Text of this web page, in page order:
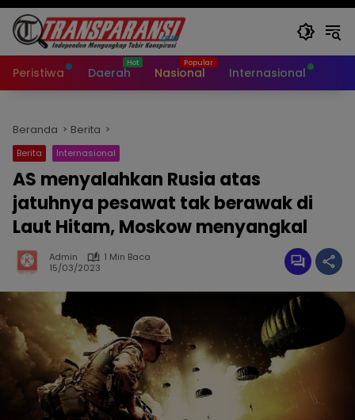
Peristiwa Daerah Nasional Internasional
Beranda Berita
Berita Internasional
AS menyalahkan Rusia atas
jatuhnya pesawat tak berawak di
Laut Hitam, Moskow menyangkal
Admin
1 Min Baca
15/03/2023